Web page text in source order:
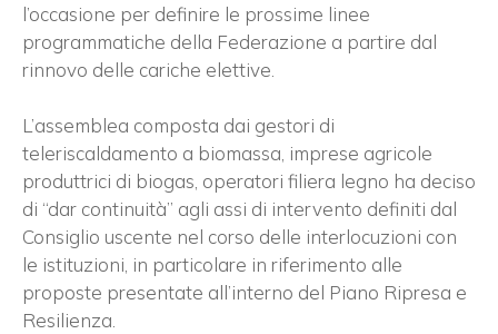
l’occasione per definire le prossime linee
programmatiche della Federazione a partire dal
rinnovo delle cariche elettive.
L’assemblea composta dai gestori di
teleriscaldamento a biomassa, imprese agricole
produttrici di biogas, operatori filiera legno ha deciso
di “dar continuità” agli assi di intervento definiti dal
Consiglio uscente nel corso delle interlocuzioni con
le istituzioni, in particolare in riferimento alle
proposte presentate all’interno del Piano Ripresa e
Resilienza.